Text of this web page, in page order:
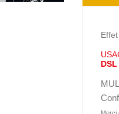
Merci